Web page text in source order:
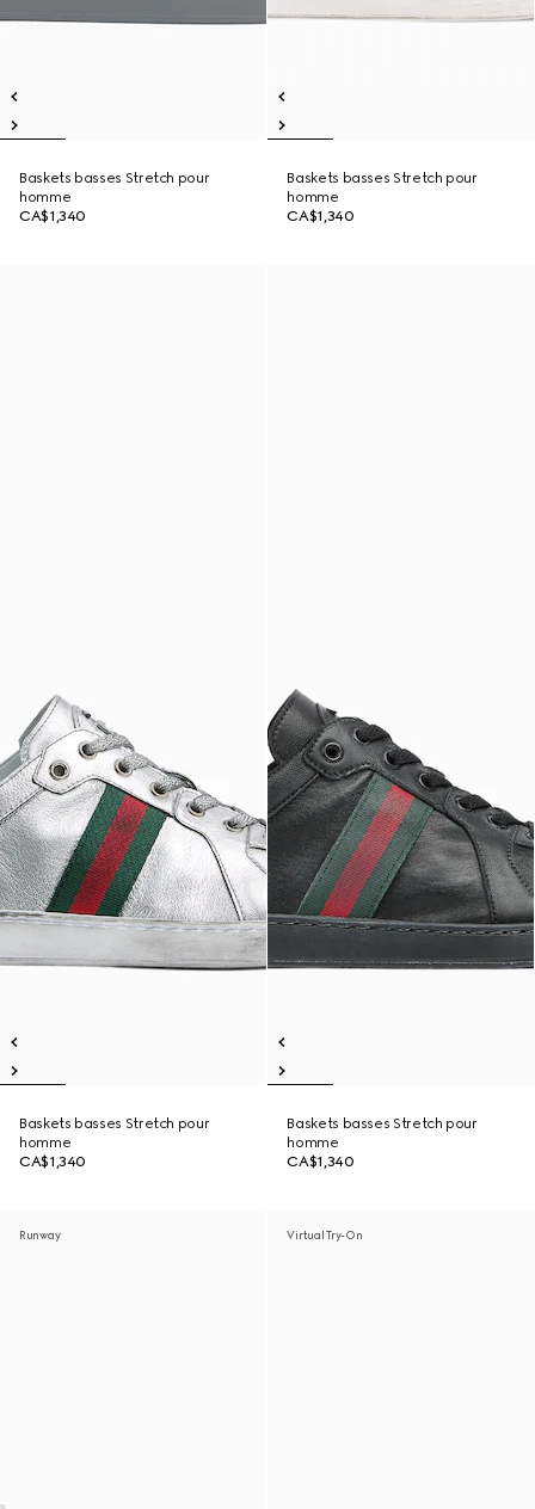
Baskets basses Stretch pour
homme
CA$1,340
Baskets basses Stretch pour
homme
CA$1,340
Baskets basses Stretch pour
homme
CA$1,340
Baskets basses Stretch pour
homme
CA$1,340
Runway Virtual Try-On